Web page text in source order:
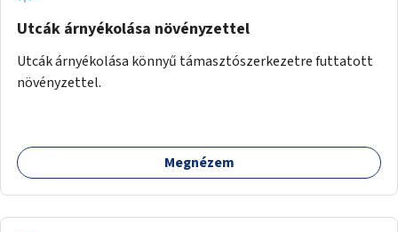
Utcák árnyékolása növényzettel
Utcák árnyékolása könnyű támasztószerkezetre futtatott
növényzettel.
Megnézem